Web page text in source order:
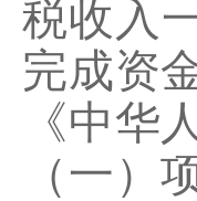
税收入
完成资
《中华
（一）